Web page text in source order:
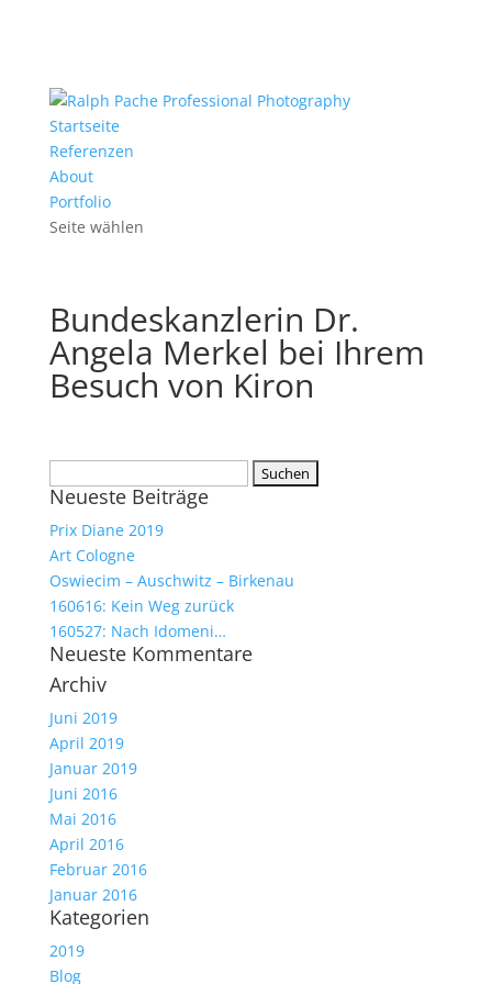
Startseite
Referenzen
About
Portfolio
Seite wählen
Bundeskanzlerin Dr.
Angela Merkel bei Ihrem
Besuch von Kiron
nach:
Neueste Beiträge
Prix Diane 2019
Art Cologne
Oswiecim – Auschwitz – Birkenau
160616: Kein Weg zurück
160527: Nach Idomeni…
Neueste Kommentare
Archiv
Juni 2019
April 2019
Januar 2019
Juni 2016
Mai 2016
April 2016
Februar 2016
Januar 2016
Kategorien
2019
Blog